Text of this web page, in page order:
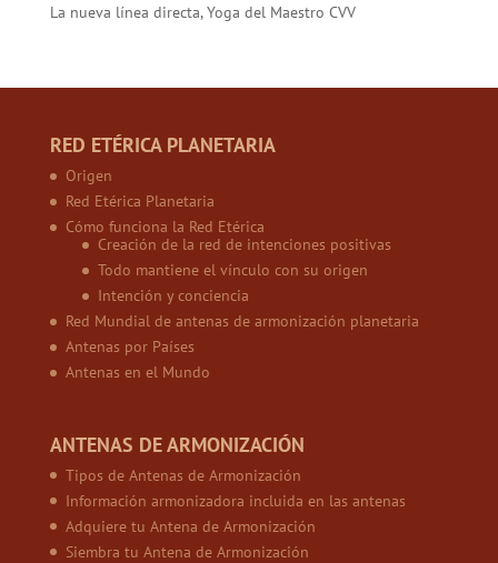
La nueva línea directa, Yoga del Maestro CVV
RED ETÉRICA PLANETARIA
Origen
Red Etérica Planetaria
Cómo funciona la Red Etérica
Creación de la red de intenciones positivas
Todo mantiene el vínculo con su origen
Intención y conciencia
Red Mundial de antenas de armonización planetaria
Antenas por Países
Antenas en el Mundo
ANTENAS DE ARMONIZACIÓN
Tipos de Antenas de Armonización
Información armonizadora incluida en las antenas
Adquiere tu Antena de Armonización
Siembra tu Antena de Armonización